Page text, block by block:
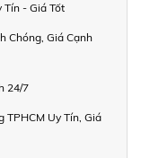
Tín - Giá Tốt
Chóng, Giá Cạnh
24/7
TPHCM Uy Tín, Giá